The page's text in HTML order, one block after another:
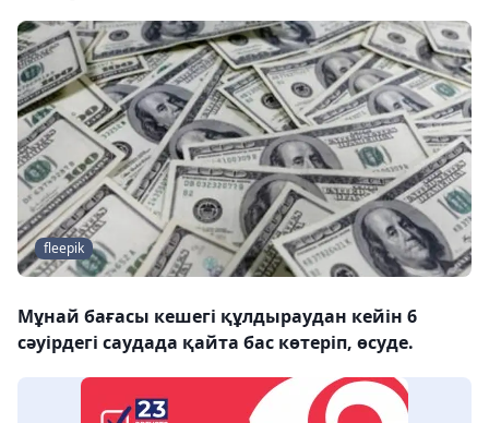
fleepik
Мұнай бағасы кешегі құлдыраудан кейін 6
сәуірдегі саудада қайта бас көтеріп, өсуде.